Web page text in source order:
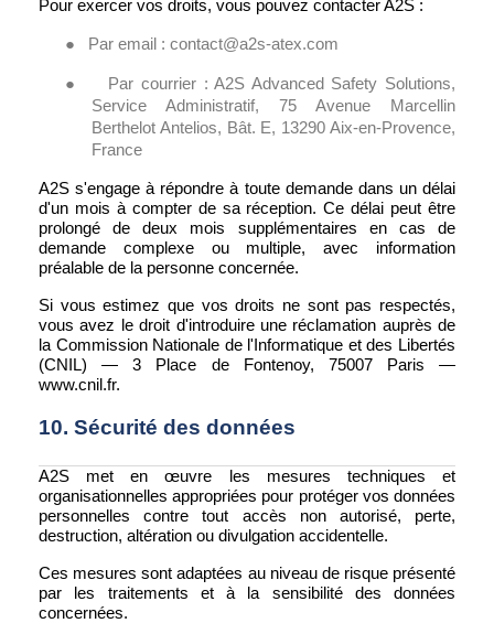
Pour exercer vos droits, vous pouvez contacter A2S :
● Par email : contact@a2s-atex.com
●
Par courrier : A2S Advanced Safety Solutions,
Service Administratif, 75 Avenue Marcellin
Berthelot Antelios, Bât. E, 13290 Aix-en-Provence,
France
A2S s'engage à répondre à toute demande dans un délai
d'un mois à compter de sa réception. Ce délai peut être
prolongé de deux mois supplémentaires en cas de
demande complexe ou multiple, avec information
préalable de la personne concernée.
Si vous estimez que vos droits ne sont pas respectés,
vous avez le droit d'introduire une réclamation auprès de
la Commission Nationale de l'Informatique et des Libertés
(CNIL) — 3 Place de Fontenoy, 75007 Paris —
www.cnil.fr.
10. Sécurité des données
A2S met en œuvre les mesures techniques et
organisationnelles appropriées pour protéger vos données
personnelles contre tout accès non autorisé, perte,
destruction, altération ou divulgation accidentelle.
Ces mesures sont adaptées au niveau de risque présenté
par les traitements et à la sensibilité des données
concernées.